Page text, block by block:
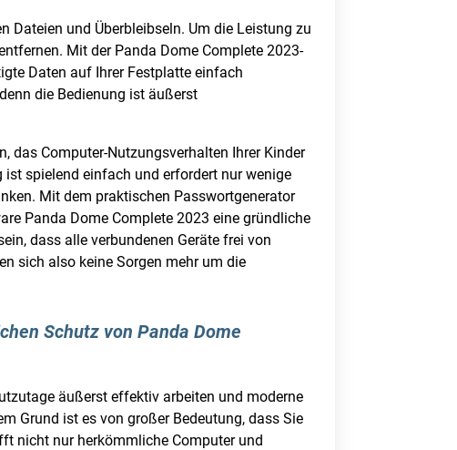
Dateien und Überbleibseln. Um die Leistung zu
Mit der Panda Dome Complete 2023-
Daten auf Ihrer Festplatte einfach
die Bedienung ist äußerst
das Computer-Nutzungsverhalten Ihrer Kinder
spielend einfach und erfordert nur wenige
Mit dem praktischen Passwortgenerator
Panda Dome Complete 2023 eine gründliche
dass alle verbundenen Geräte frei von
sich also keine Sorgen mehr um die
Schutz von Panda Dome
äußerst effektiv arbeiten und moderne
Grund ist es von großer Bedeutung, dass Sie
nicht nur herkömmliche Computer und